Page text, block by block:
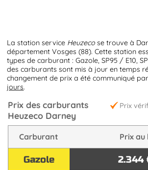
La station service Heuzeco se trouve à
département Vosges (88). Cette station
types de carburant : Gazole, SP95 / E10,
des carburants sont mis à jour en temps
changement de prix a été communiqué
jours.
Prix
Prix des carburants
Heuzeco Darney
Carburant Prix
Gazole
2.344